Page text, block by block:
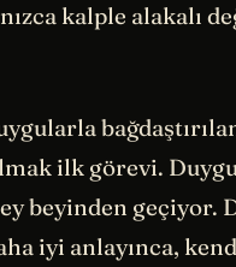
kalple alakalı
ilk görevi.
beyinden geçiyor.
iyi anlayınca,